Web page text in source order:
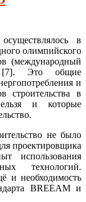
в
олимпийского
(международный
[7]. Это общие
и
строительства в
и которые
не было
проектировщика
использования
технологий.
и необходимость
BREEAM и